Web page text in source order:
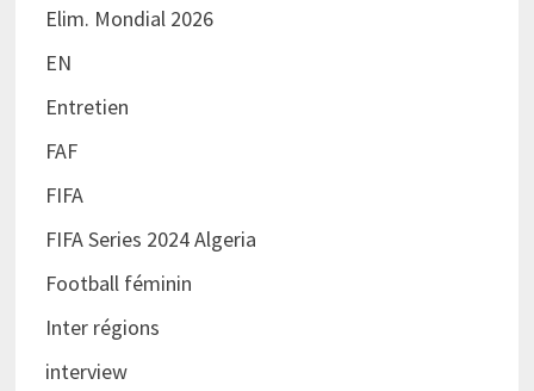
Elim. Mondial 2026
EN
Entretien
FAF
FIFA
FIFA Series 2024 Algeria
Football féminin
Inter régions
interview